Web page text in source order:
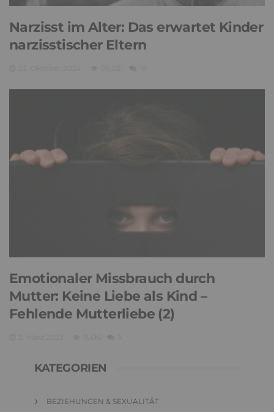
Narzisst im Alter: Das erwartet Kinder
narzisstischer Eltern
Emotionaler Missbrauch durch
Mutter: Keine Liebe als Kind –
Fehlende Mutterliebe (2)
KATEGORIEN
BEZIEHUNGEN & SEXUALITÄT